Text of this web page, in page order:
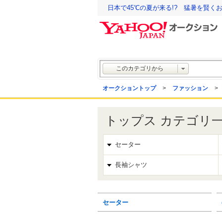
日本で45℃の夏が来る!? 猛暑を賢く
このカテゴリから
オークショントップ > ファッション >
トップス カテゴリ
セーター
長袖シャツ
セーター